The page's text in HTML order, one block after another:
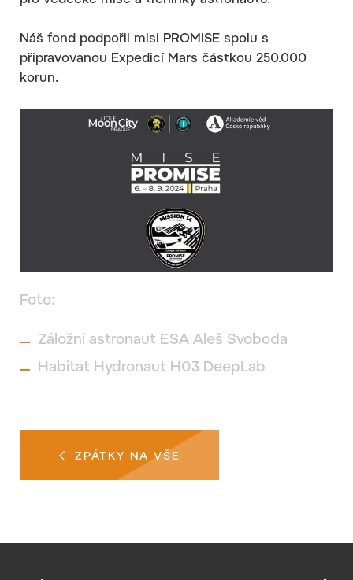
Náš fond podpořil misi PROMISE spolu s
připravovanou Expedicí Mars částkou 250.000
korun.
Foto:
Záložní astronaut ESA Aleš Svoboda
Habitat Hydronaut H03 DeepLab
ZPÁTKY NA VŠE